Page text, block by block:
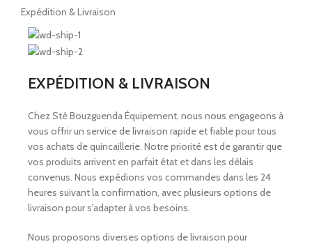
Expédition & Livraison
EXPÉDITION & LIVRAISON
Chez Sté Bouzguenda Équipement, nous nous engageons à
vous offrir un service de livraison rapide et fiable pour tous
vos achats de quincaillerie. Notre priorité est de garantir que
vos produits arrivent en parfait état et dans les délais
convenus. Nous expédions vos commandes dans les 24
heures suivant la confirmation, avec plusieurs options de
livraison pour s'adapter à vos besoins.
Nous proposons diverses options de livraison pour